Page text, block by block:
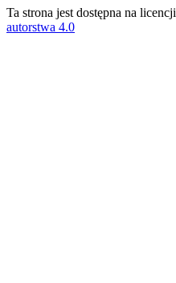
Ta strona jest dostępna na licencji
autorstwa 4.0